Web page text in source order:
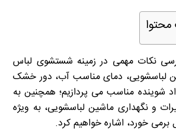
نکات مهمی در زمینه شستشوی لباس
لباسشویی، دمای مناسب آب، دور خشک
شوینده مناسب می پردازیم؛ همچنین به
و نگهداری ماشین لباسشویی، به ویژه
خورد، اشاره خواهیم کرد.